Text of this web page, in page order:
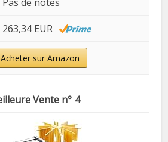
263,34 EUR
Acheter sur Amazon
4